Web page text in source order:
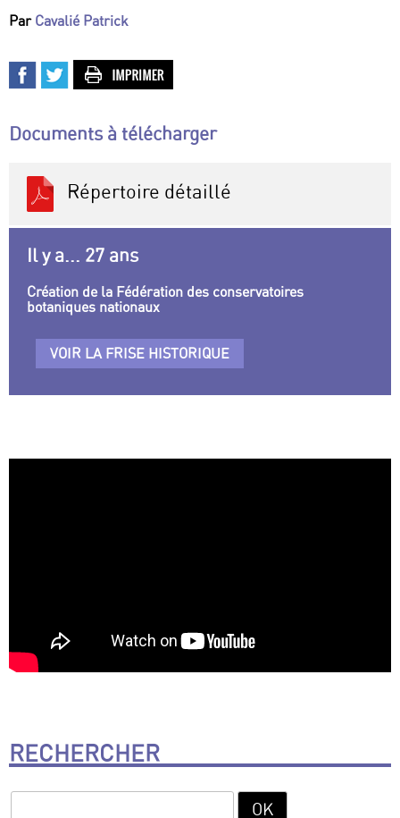
Par Cavalié Patrick
Documents à télécharger
Répertoire détaillé
Il y a... 27 ans
Création de la Fédération des conservatoires
botaniques nationaux
VOIR LA FRISE HISTORIQUE
RECHERCHER